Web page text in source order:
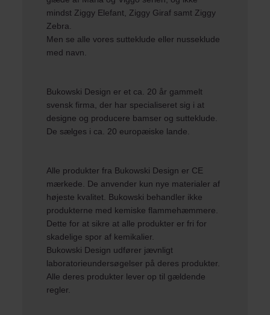
mindst Ziggy Elefant, Ziggy Giraf samt Ziggy
Zebra.
Men se alle vores sutteklude eller nusseklude
med navn
Bukowski Design er et ca. 20 år gammelt
svensk firma, der har specialiseret sig i at
designe og producere bamser og sutteklude.
De sælges i ca. 20 europæiske lande.
Alle produkter fra Bukowski Design er CE
mærkede. De anvender kun nye materialer af
højeste kvalitet. Bukowski behandler ikke
produkterne med kemiske flammehæmmere.
Dette for at sikre at alle produkter er fri for
skadelige spor af kemikalier.
Bukowski Design udfører jævnligt
laboratorieundersøgelser på deres produkter.
Alle deres produkter lever op til gældende
regler.